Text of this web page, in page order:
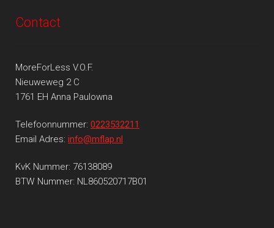
Contact
MoreForLess V.O.F.
Nieuweweg 2 C
1761 EH Anna Paulowna
Telefoonnummer: 0223532211
Email Adres: info@mflap.nl
KvK Nummer: 76138089
BTW Nummer: NL860520717B01